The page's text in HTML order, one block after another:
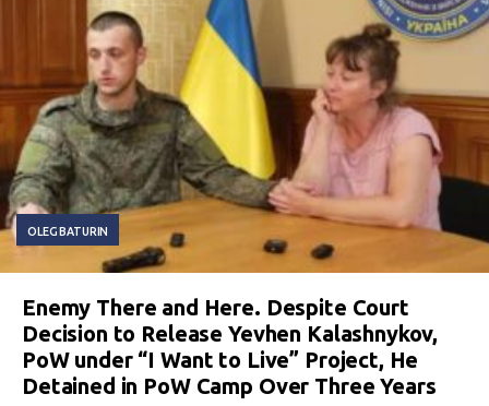
OLEG BATURIN
Enemy There and Here. Despite Court
Decision to Release Yevhen Kalashnykov,
PoW under “I Want to Live” Project, He
Detained in PoW Camp Over Three Years